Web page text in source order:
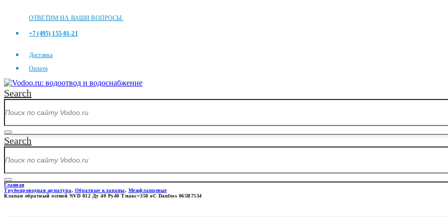
ОТВЕТИМ НА ВАШИ ВОПРОСЫ:
+7 (495) 155-01-21
Доставка
Оплата
Search
Search
Главная
Трубопроводная арматура, Обратные клапаны, Межфланцевые
Клапан обратный осевой NVD 812 Ду 40 Ру40 Тмакс=350 оС Danfoss 065B7534